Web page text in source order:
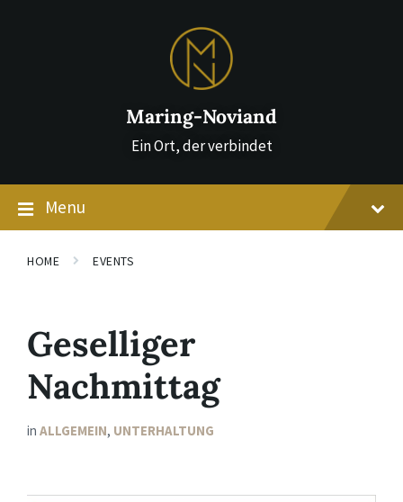
Maring-Noviand
Ein Ort, der verbindet
Menu
HOME EVENTS
Geselliger
Nachmittag
in ALLGEMEIN, UNTERHALTUNG